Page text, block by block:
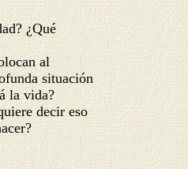
¿Qué
al
situación
la vida?
decir eso